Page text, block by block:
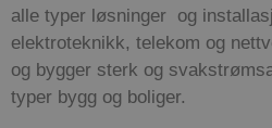
alle typer løsninger og
elektroteknikk, telekom og
og bygger sterk og
typer bygg og boliger.